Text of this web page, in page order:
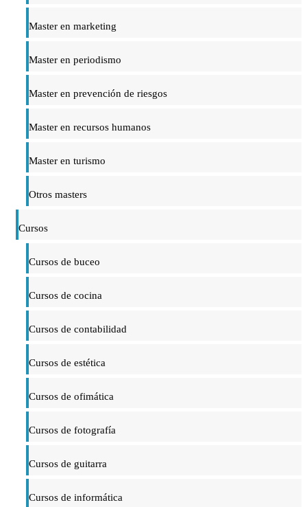
Master en marketing
Master en periodismo
Master en prevención de riesgos
Master en recursos humanos
Master en turismo
Otros masters
Cursos
Cursos de buceo
Cursos de cocina
Cursos de contabilidad
Cursos de estética
Cursos de ofimática
Cursos de fotografía
Cursos de guitarra
Cursos de informática